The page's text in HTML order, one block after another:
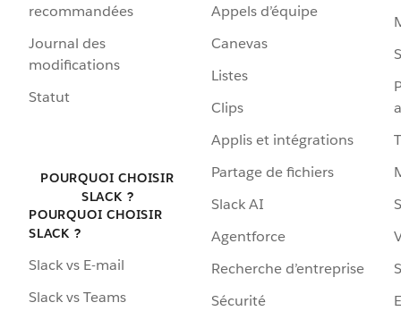
recommandées
Journal des
modifications
Statut
POURQUOI CHOISIR
SLACK ?
POURQUOI CHOISIR
SLACK ?
Slack vs E-mail
Slack vs Teams
Appels d’équipe
Canevas
Listes
Clips
Applis et intégrations
Partage de fichiers
Slack AI
Agentforce
Recherche d’entreprise
Sécurité